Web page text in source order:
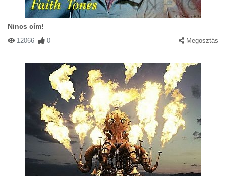
Nincs cím!
12066 0 Megosztás